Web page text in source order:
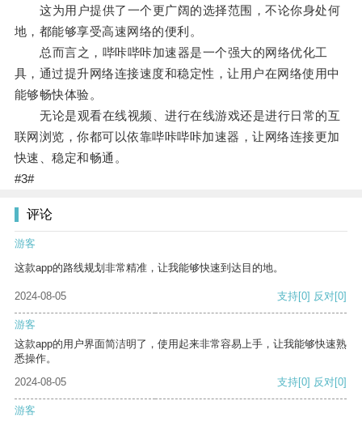
这为用户提供了一个更广阔的选择范围，不论你身处何
地，都能够享受高速网络的便利。
总而言之，哔咔哔咔加速器是一个强大的网络优化工
具，通过提升网络连接速度和稳定性，让用户在网络使用中
能够畅快体验。
无论是观看在线视频、进行在线游戏还是进行日常的互
联网浏览，你都可以依靠哔咔哔咔加速器，让网络连接更加
快速、稳定和畅通。
#3#
评论
游客
这款app的路线规划非常精准，让我能够快速到达目的地。
2024-08-05 支持[0] 反对[0]
游客
这款app的用户界面简洁明了，使用起来非常容易上手，让我能够快速熟
悉操作。
2024-08-05
支持[0] 反对[0]
游客